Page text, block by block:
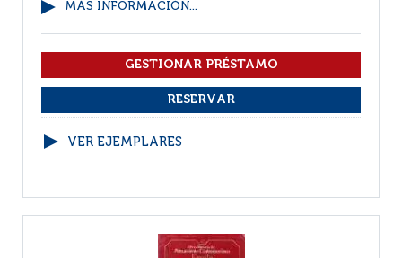
MÁS INFORMACIÓN...
VER EJEMPLARES